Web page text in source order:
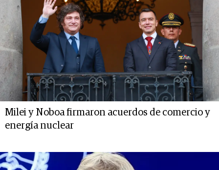
Milei y Noboa firmaron acuerdos de comercio y
energía nuclear